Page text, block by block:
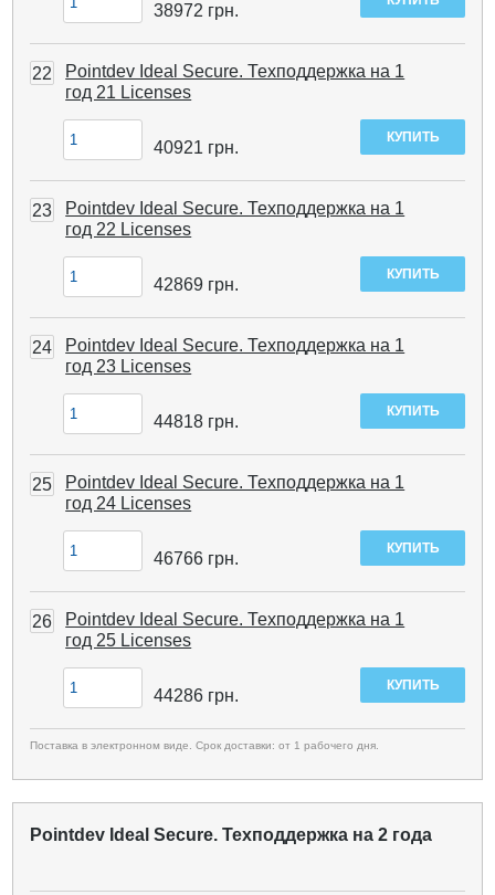
38972 грн.
22
Pointdev Ideal Secure. Техподдержка на 1
год 21 Licenses
40921 грн.
23
Pointdev Ideal Secure. Техподдержка на 1
год 22 Licenses
42869 грн.
24
Pointdev Ideal Secure. Техподдержка на 1
год 23 Licenses
44818 грн.
25
Pointdev Ideal Secure. Техподдержка на 1
год 24 Licenses
46766 грн.
26
Pointdev Ideal Secure. Техподдержка на 1
год 25 Licenses
44286 грн.
Поставка в электронном виде. Срок доставки: от 1 рабочего дня.
Pointdev Ideal Secure. Техподдержка на 2 года